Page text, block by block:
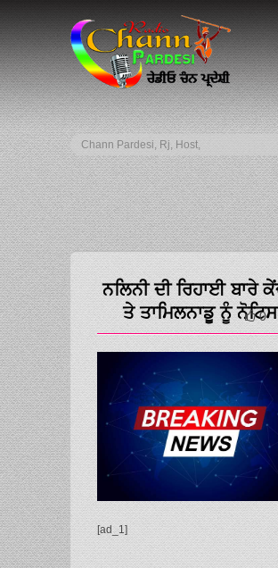
ਨਲਿਨੀ ਦੀ ਰਿਹਾਈ ਬਾਰੇ
ਤੇ ਤਾਮਿਲਨਾਡੂ ਨੂੰ ਨੋਟਿਸ
0
[ad_1]